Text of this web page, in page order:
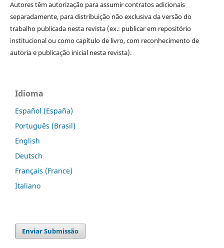
Autores têm autorização para assumir contratos adicionais
separadamente, para distribuição não exclusiva da versão do
trabalho publicada nesta revista (ex.: publicar em repositório
institucional ou como capítulo de livro, com reconhecimento de
autoria e publicação inicial nesta revista).
Idioma
Español (España)
Português (Brasil)
English
Deutsch
Français (France)
Italiano
Enviar Submissão